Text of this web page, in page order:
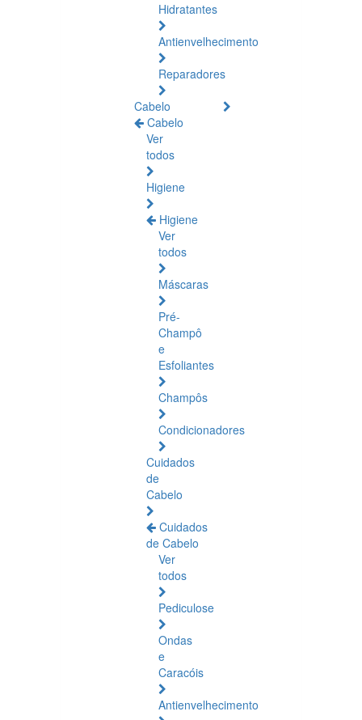
Hidratantes
Antienvelhecimento
Reparadores
Cabelo
Cabelo
Ver
todos
Higiene
Higiene
Ver
todos
Máscaras
Pré-
Champô
e
Esfoliantes
Champôs
Condicionadores
Cuidados
de
Cabelo
Cuidados
de Cabelo
Ver
todos
Pediculose
Ondas
e
Caracóis
Antienvelhecimento